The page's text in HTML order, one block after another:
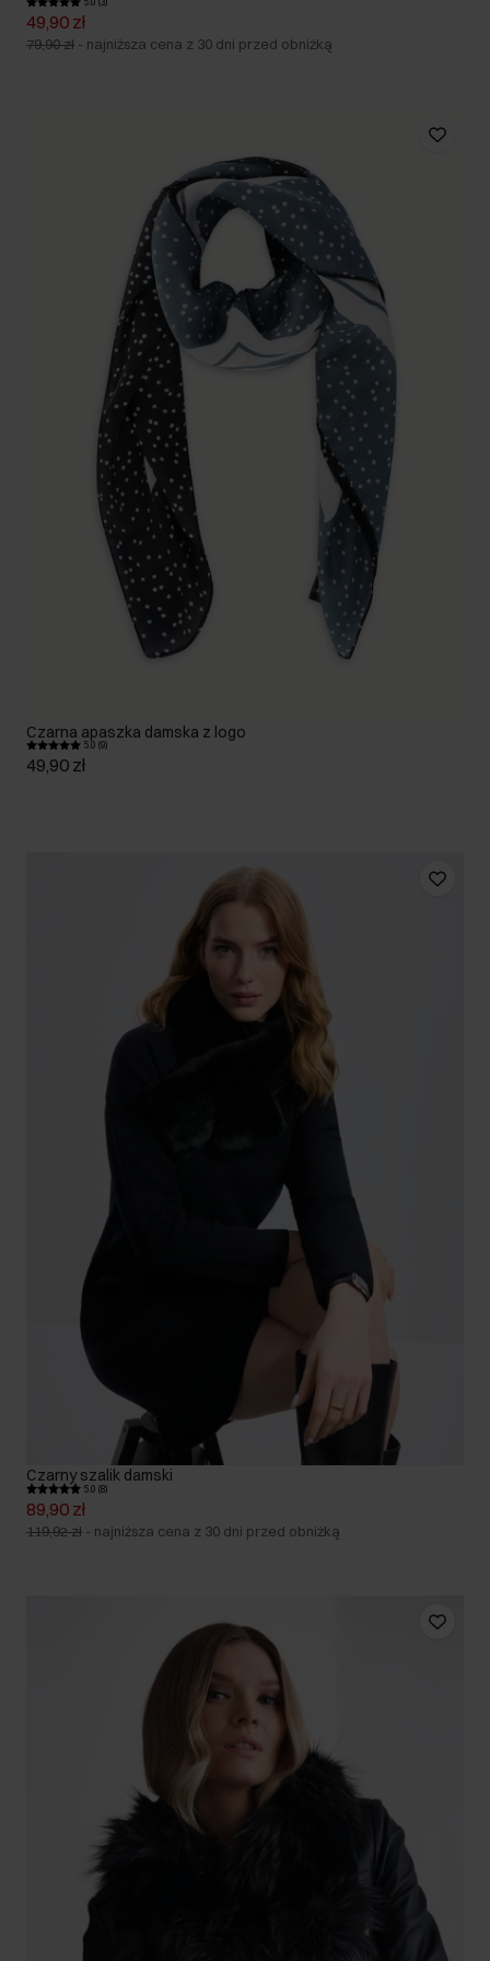
5.0 (3)
49,90 zł
79,90 zł - najniższa cena z 30 dni przed obniżką
Czarna apaszka damska z logo
5.0 (9)
49,90 zł
Czarny szalik damski
5.0 (8)
89,90 zł
119,92 zł - najniższa cena z 30 dni przed obniżką